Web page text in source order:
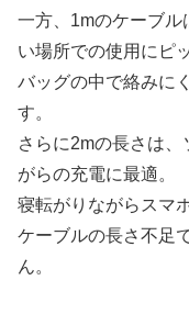
一方、1mのケーブ
い場所での使用にピ
バッグの中で絡みに
す。
さらに2mの長さは
がらの充電に最適。
寝転がりながらスマ
ケーブルの長さ不足
ん。